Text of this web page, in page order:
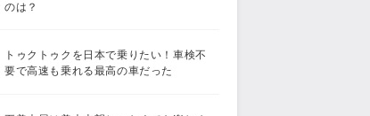
のは？
トゥクトゥクを日本で乗りたい！車検不
要で高速も乗れる最高の車だった